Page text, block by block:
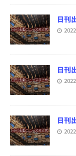
日刊
日刊
日刊